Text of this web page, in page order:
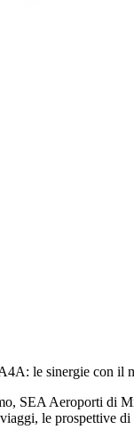
le sinergie con il
SEA Aeroporti di
le prospettive